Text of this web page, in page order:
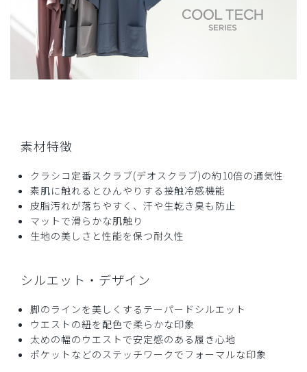
素材特徴
クラシコ定番スクラブ(デオスクラブ)の約10倍の通気性
素肌に触れるとひんやりする接触冷感機能
皮脂汚れが落ちやすく、汗や生乾き臭も防止
マットで滑らかな肌触り
生地の美しさと性能を保つ耐久性
シルエット・デザイン
脚のラインを美しくするテーパードシルエット
ウエストの紐を配色で柔らかな印象
太めの幅のウエストで安定感のある履き心地
ポケットなどのステッチワークでフォーマルな印象